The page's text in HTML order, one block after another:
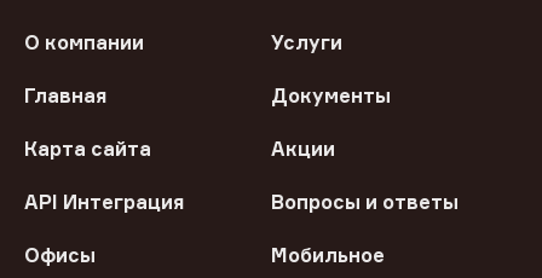
О компании Услуги
Главная Документы
Карта сайта Акции
API Интеграция Вопросы и ответы
Офисы
Мобильное